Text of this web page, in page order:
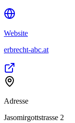
Website
erbrecht-abc.at
Adresse
Jasomirgottstrasse 2